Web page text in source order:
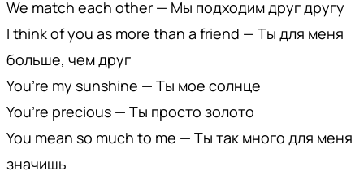
We match each other — Мы подходим друг другу
I think of you as more than a friend — Ты для меня
больше, чем друг
You’re my sunshine — Ты мое солнце
You’re precious — Ты просто золото
You mean so much to me — Ты так много для меня
значишь